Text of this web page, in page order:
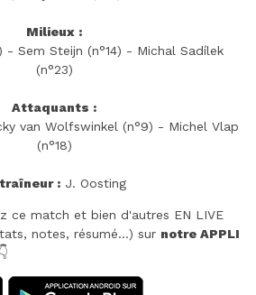
Milieux :
- Sem Steijn (n°14) - Michal Sadílek
(n°23)
Attaquants :
van Wolfswinkel (n°9) - Michel Vlap
(n°18)
:J. Oosting
ce match et bien d'autres EN LIVE
notes, résumé...) sur notre APPLI